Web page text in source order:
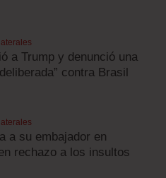
a Trump y denunció una
contra Brasil
a su embajador en
rechazo a los insultos